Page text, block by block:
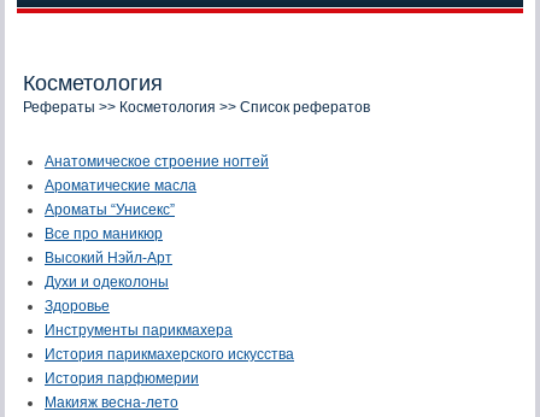
Косметология
Рефераты >> Косметология >> Список рефератов
Анатомическое строение ногтей
Ароматические масла
Ароматы “Унисекс”
Все про маникюр
Высокий Нэйл-Арт
Духи и одеколоны
Здоровье
Инструменты парикмахера
История парикмахерского искусства
История парфюмерии
Макияж весна-лето